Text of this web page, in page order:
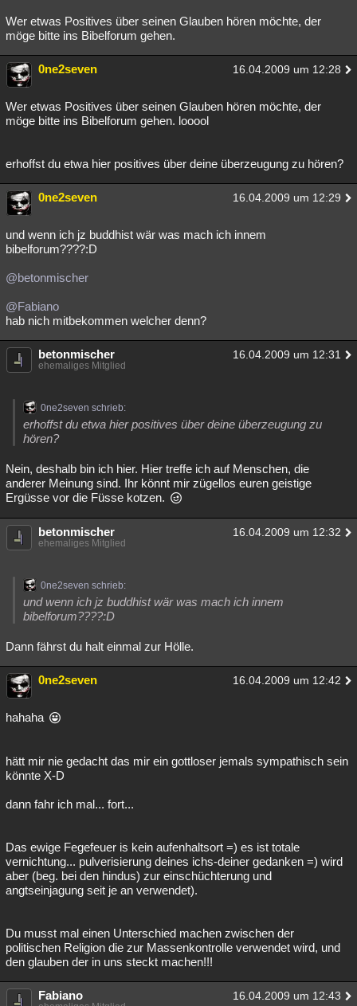
Wer etwas Positives über seinen Glauben hören möchte, der
möge bitte ins Bibelforum gehen.
0ne2seven 16.04.2009 um 12:28
Wer etwas Positives über seinen Glauben hören möchte, der
möge bitte ins Bibelforum gehen. looool
erhoffst du etwa hier positives über deine überzeugung zu hören?
0ne2seven 16.04.2009 um 12:29
und wenn ich jz buddhist wär was mach ich innem
bibelforum????:D
@betonmischer
@Fabiano
hab nich mitbekommen welcher denn?
betonmischer 16.04.2009 um 12:31
ehemaliges Mitglied
0ne2seven schrieb:
erhoffst du etwa hier positives über deine überzeugung zu
hören?
Nein, deshalb bin ich hier. Hier treffe ich auf Menschen, die
anderer Meinung sind. Ihr könnt mir zügellos euren geistige
Ergüsse vor die Füsse kotzen.
betonmischer 16.04.2009 um 12:32
ehemaliges Mitglied
0ne2seven schrieb:
und wenn ich jz buddhist wär was mach ich innem
bibelforum????:D
Dann fährst du halt einmal zur Hölle.
0ne2seven 16.04.2009 um 12:42
hahaha
hätt mir nie gedacht das mir ein gottloser jemals sympathisch sein
könnte X-D
dann fahr ich mal... fort...
Das ewige Fegefeuer is kein aufenhaltsort =) es ist totale
vernichtung... pulverisierung deines ichs-deiner gedanken =) wird
aber (beg. bei den hindus) zur einschüchterung und
angtseinjagung seit je an verwendet).
Du musst mal einen Unterschied machen zwischen der
politischen Religion die zur Massenkontrolle verwendet wird, und
den glauben der in uns steckt machen!!!
Fabiano 16.04.2009 um 12:43